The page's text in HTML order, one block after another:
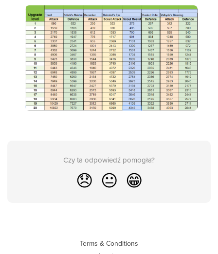
Czy ta odpowiedź pomogła?
😞 😐 😁
Terms & Conditions